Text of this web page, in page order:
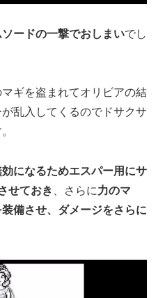
ードの一撃でおしまいでし
ギを盗まれてオリビアの結
乱入してくるのでドサクサ
になるためエスパー用にサ
せておき
、さらに力のマ
備させ、ダメージをさらに